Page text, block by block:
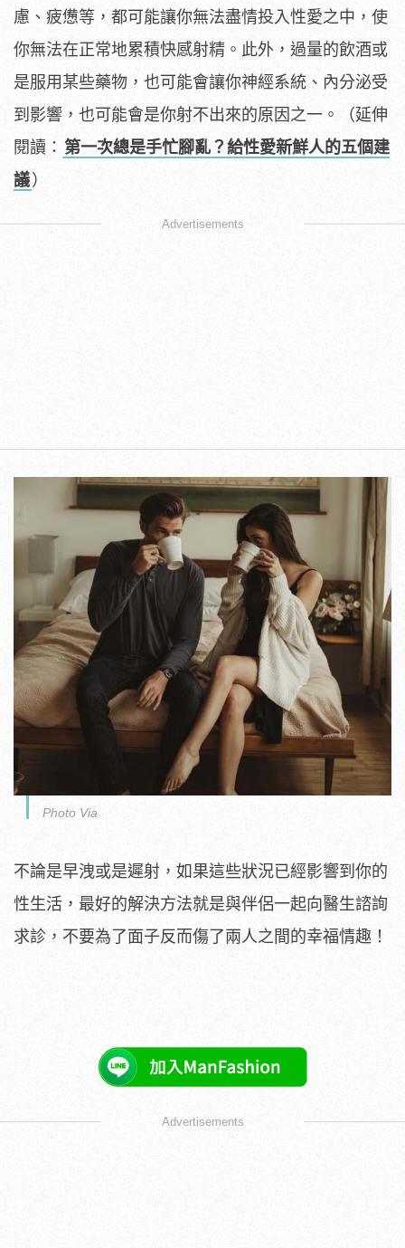
慮、疲憊等，都可能讓你無法盡情投入性愛之中，使
你無法在正常地累積快感射精。此外，過量的飲酒或
是服用某些藥物，也可能會讓你神經系統、內分泌受
到影響，也可能會是你射不出來的原因之一。（延伸
閱讀： 第一次總是手忙腳亂？給性愛新鮮人的五個建
議）
Advertisements
Photo Via
不論是早洩或是遲射，如果這些狀況已經影響到你的
性生活，最好的解決方法就是與伴侶一起向醫生諮詢
求診，不要為了面子反而傷了兩人之間的幸福情趣！
Advertisements